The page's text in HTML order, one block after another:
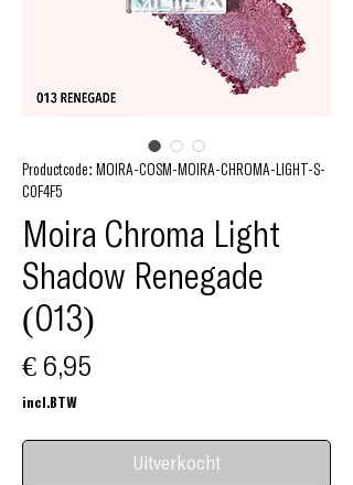
Productcode: MOIRA-COSM-MOIRA-CHROMA-LIGHT-S-
C0F4F5
Moira Chroma Light
Shadow Renegade
(013)
€ 6,95
incl.BTW
Uitverkocht